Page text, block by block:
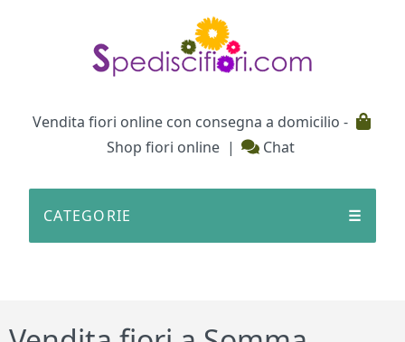
Vendita fiori online con consegna a domicilio -
Shop fiori online | Chat
CATEGORIE ☰